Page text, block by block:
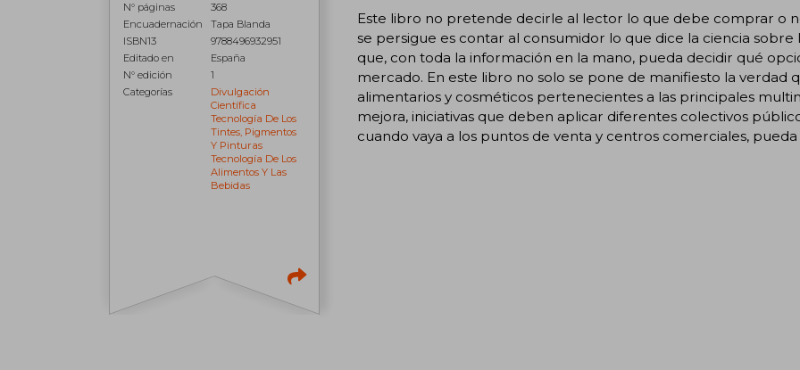
N° páginas
368
Encuadernación
Tapa Blanda
ISBN13
9788496932951
Editado en
España
N° edición
1
Categorías
Divulgación
Científica
Tecnología De Los
Tintes, Pigmentos
Y Pinturas
Tecnología De Los
Alimentos Y Las
Bebidas
Este libro no pretende decirle al lector lo que debe comprar o
se persigue es contar al consumidor lo que dice la ciencia
que, con toda la información en la mano, pueda decidir qué
mercado. En este libro no solo se pone de manifiesto la verdad
alimentarios y cosméticos pertenecientes a las principales
mejora, iniciativas que deben aplicar diferentes colectivos
cuando vaya a los puntos de venta y centros comerciales,